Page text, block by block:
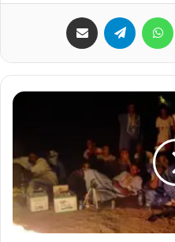
ماسنجر واتساب تيلقرام